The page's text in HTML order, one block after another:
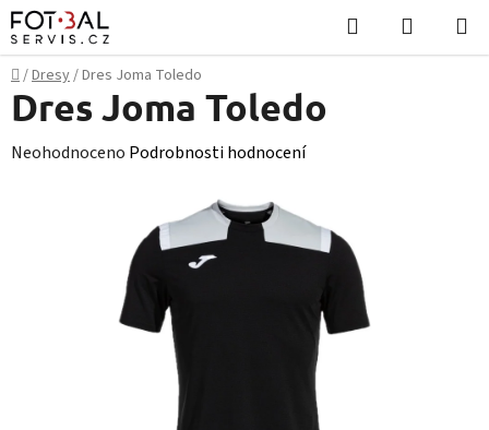
Přejít
na
obsah
Hledat
KOŠÍK
Domů
/Dresy/Dres Joma Toledo
Dres Joma Toledo
Průměrné
Neohodnoceno Podrobnosti hodnocení